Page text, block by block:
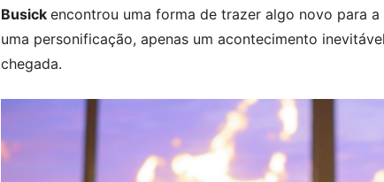
Busick encontrou uma forma de trazer algo novo para
uma personificação, apenas um acontecimento
chegada.